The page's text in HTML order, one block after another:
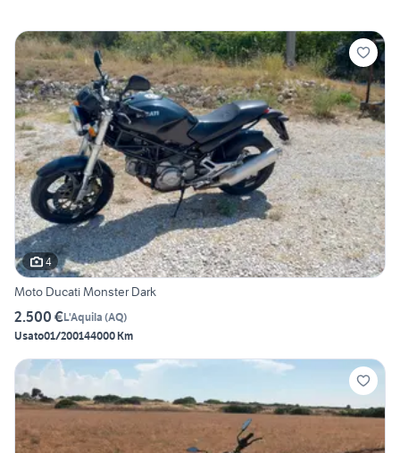
4
Moto Ducati Monster Dark
2.500 €L'Aquila (AQ)
Usato01/200144000 Km